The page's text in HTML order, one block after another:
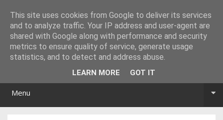
Menu
This site uses cookies from Google to deliver its services
and to analyze traffic. Your IP address and user-agent are
shared with Google along with performance and security
metrics to ensure quality of service, generate usage
statistics, and to detect and address abuse.
LEARN MORE GOT IT